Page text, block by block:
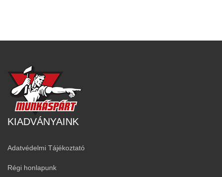
KIADVÁNYAINK
Adatvédelmi Tájékoztató
Régi honlapunk